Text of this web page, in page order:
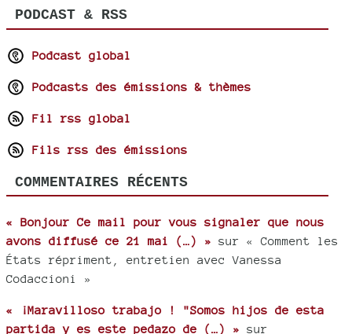
PODCAST & RSS
Podcast global
Podcasts des émissions & thèmes
Fil rss global
Fils rss des émissions
COMMENTAIRES RÉCENTS
« Bonjour Ce mail pour vous signaler que nous
avons diffusé ce 21 mai (…) » sur « Comment les
États répriment, entretien avec Vanessa
Codaccioni »
« ¡Maravilloso trabajo ! "Somos hijos de esta
partida y es este pedazo de (…) » sur